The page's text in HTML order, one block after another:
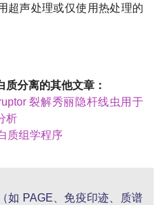
超声处理或仅使用热处理的
质分离的其他文章：
裂解秀丽隐杆线虫用于
析
质组学程序
如 PAGE、免疫印迹、质谱